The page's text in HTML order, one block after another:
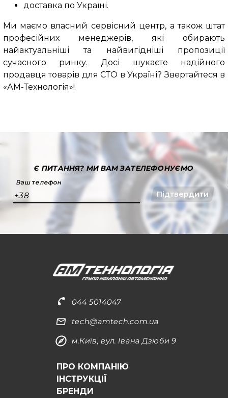
доставка по Україні.
Ми маємо власний сервісний центр, а також штат
професійних менеджерів, які обирають
найактуальніші та найвигідніші пропозиції
сучасного ринку. Досі шукаєте надійного
продавця товарів для СТО в Україні? Звертайтеся в
«АМ-Технологія»!
Є ПИТАННЯ?МИ ВАМ ЗАТЕЛЕФОНУЄМО
Ваш телефон
+38 Підтвердити
044 5014047
tech@amtech.com.ua
м.Київ, вул. Івана Дзюби 9
ПРО КОМПАНІЮ
ІНСТРУКЦІЇ
БРЕНДИ